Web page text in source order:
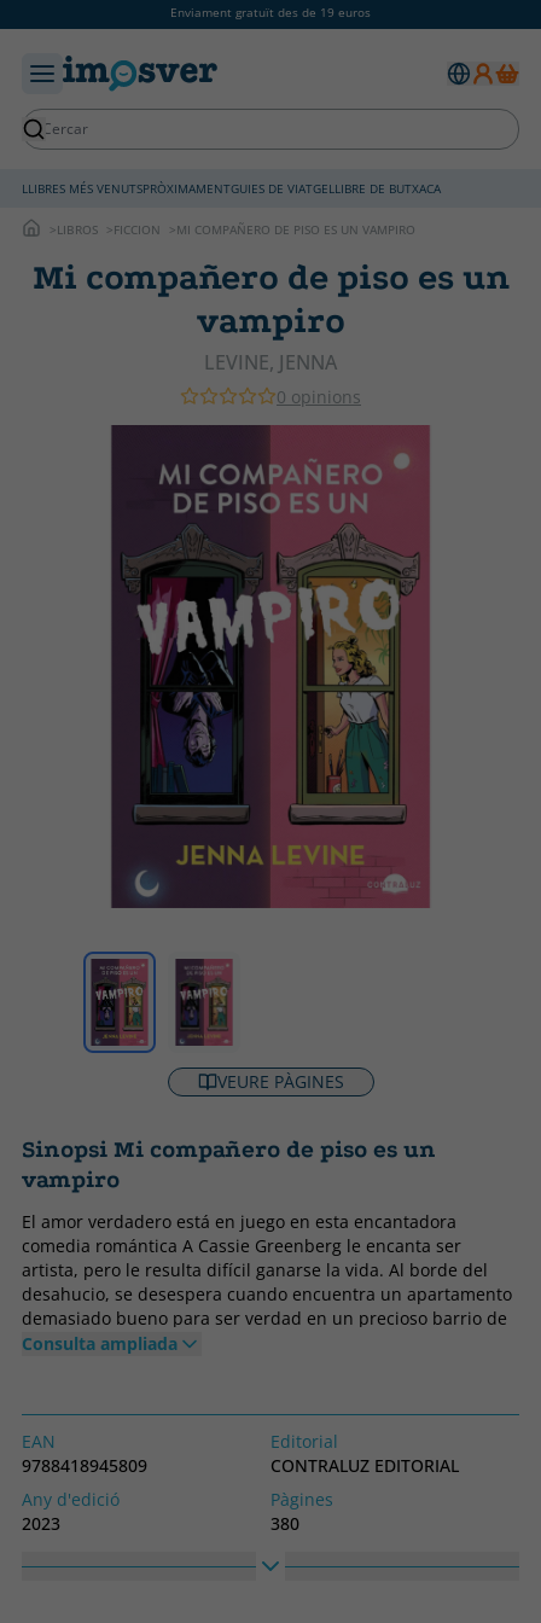
Enviament gratuït des de 19 euros
LLIBRES MÉS VENUTSPRÒXIMAMENTGUIES DE VIATGELLIBRE DE BUTXACA
LIBROS FICCION MI COMPAÑERO DE PISO ES UN VAMPIRO
Mi compañero de piso es un
vampiro
LEVINE, JENNA
0 opinions
VEURE PÀGINES
Sinopsi Mi compañero de piso es un
vampiro
El amor verdadero está en juego en esta encantadora
comedia romántica A Cassie Greenberg le encanta ser
artista, pero le resulta difícil ganarse la vida. Al borde del
desahucio, se desespera cuando encuentra un apartamento
demasiado bueno para ser verdad en un precioso barrio de
Chicago. Cassie sabe que tiene que haber gato encerrado:
compañero de piso, Frederick J. Fitzwilliam, dista mucho de
ser normal. Duerme todo el día, sale por la noche por
negocios y habla como si hubiera salido de una novela
romántica de la Regencia. También le deja a Cassie notas
conmovedoras por todo el apartamento, se preocupa por su
arte y le pregunta cómo le ha ido el día. Y no está nada mal
sin camiseta, en las raras ocasiones en que ambos están en
Consulta ampliada
EAN
9788418945809
Editorial
CONTRALUZ EDITORIAL
Any d'edició
2023
Pàgines
380
Idioma